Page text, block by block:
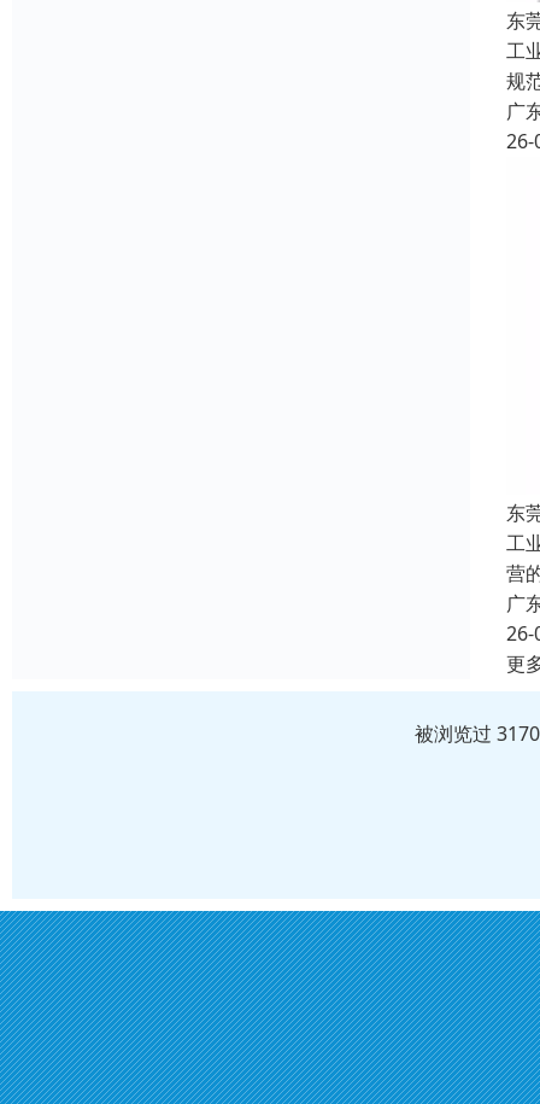
东
工
规
广
26-
东
工
营
广
26-
更
被浏览过